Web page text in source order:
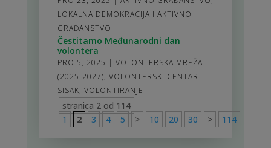
LOKALNA DEMOKRACIJA I AKTIVNO
GRAĐANSTVO
Čestitamo Međunarodni dan
volontera
PRO 5, 2025 | VOLONTERSKA MREŽA
(2025-2027), VOLONTERSKI CENTAR
SISAK, VOLONTIRANJE
stranica 2 od 114
1
2 3 4 5 > 10 20 30 > 114